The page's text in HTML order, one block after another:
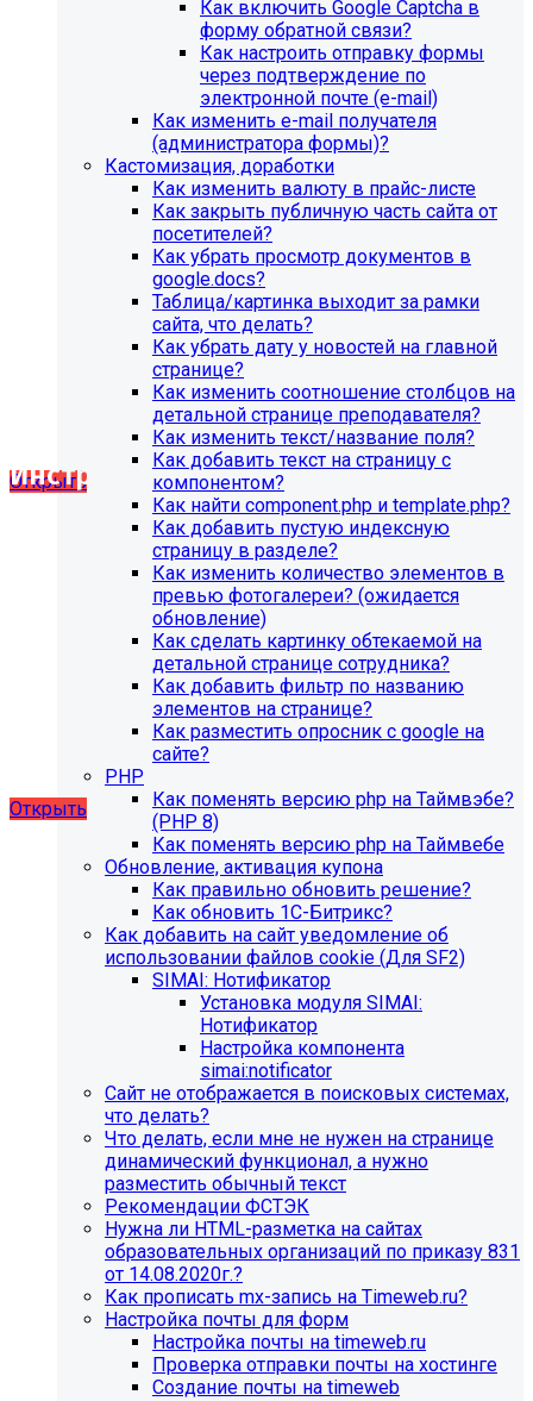
Инструкция по удалению ссылок на
социальные сети
Для готовых решений на SIMAI-SF4:
SIMAI-SF4: Сайт библиотеки, SIMAI-SF4: Сайт
благотворительного фонда, SIMAI-SF4: Сайт города,
SIMAI-SF4: Сайт государственной организации, SIMAI-
SF4: Сайт дворца культуры, SIMAI-SF4: Сайт детского
сада, SIMAI-SF4: Сайт кандидата в депутаты, SIMAI-SF4:
Сайт колледжа, SIMAI-SF4: Сайт комплексного центра
социального обслуживания, SIMAI-SF4: Сайт
медицинской организации, SIMAI-SF4: Сайт музея,
SIMAI-SF4: Сайт музыкальной школы, SIMAI-SF4: Сайт
научного центра, НИИ, SIMAI-SF4: Сайт некоммерческой
организации, SIMAI-SF4: Сайт спортивной школы, SIMAI-
SF4: Сайт университета, SIMAI-SF4: Сайт учебного центра,
SIMAI-SF4: Сайт художественной школы, SIMAI-SF4:
Открыть
Инструкция по удалению ссылок на
социальные сети
SIMAI: Сайт кандидата в депутаты, SIMAI: Сайт колледжа,
SIMAI: Портал открытых данных, SIMAI: Сайт
благотворительного фонда, SIMAI: Сайт детского сада,
SIMAI: Сайт компании, SIMAI: Сайт конференции, SIMAI:
Сайт медицинской организации, SIMAI: Сайт
музыкальной школы, SIMAI: Сайт РЖД медицина, SIMAI:
Сайт санатория, SIMAI: Сайт сельского поселения, SIMAI:
Сайт совета муниципальных образований, SIMAI: Сайт
спортивной школы, SIMAI: Сайт управления делами,
SIMAI: Сайт учебного центра, SIMAI: Сайт
художественной школы, SIMAI: Сайт школы
Открыть
Как включить Google Captcha в
форму обратной связи?
Как настроить отправку формы
через подтверждение по
электронной почте (e-mail)
Как изменить e-mail получателя
(администратора формы)?
Кастомизация, доработки
Как изменить валюту в прайс-листе
Как закрыть публичную часть сайта от
посетителей?
Как убрать просмотр документов в
google.docs?
Таблица/картинка выходит за рамки
сайта, что делать?
Как убрать дату у новостей на главной
странице?
Как изменить соотношение столбцов на
детальной странице преподавателя?
Как изменить текст/название поля?
Как добавить текст на страницу с
компонентом?
Как найти component.php и template.php?
Как добавить пустую индексную
страницу в разделе?
Как изменить количество элементов в
превью фотогалереи? (ожидается
обновление)
Как сделать картинку обтекаемой на
детальной странице сотрудника?
Как добавить фильтр по названию
элементов на странице?
Как разместить опросник с google на
сайте?
PHP
Как поменять версию php на Таймвэбе?
(PHP 8)
Как поменять версию php на Таймвебе
Обновление, активация купона
Как правильно обновить решение?
Как обновить 1С-Битрикс?
Как добавить на сайт уведомление об
использовании файлов cookie (Для SF2)
SIMAI: Нотификатор
Установка модуля SIMAI:
Нотификатор
Настройка компонента
simai:notificator
Сайт не отображается в поисковых системах,
что делать?
Что делать, если мне не нужен на странице
динамический функционал, а нужно
разместить обычный текст
Рекомендации ФСТЭК
Нужна ли HTML-разметка на сайтах
образовательных организаций по приказу 831
от 14.08.2020г.?
Как прописать mx-запись на Timeweb.ru?
Настройка почты для форм
Настройка почты на timeweb.ru
Проверка отправки почты на хостинге
Создание почты на timeweb